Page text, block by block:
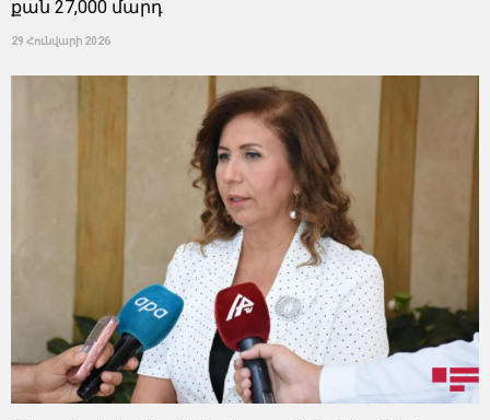
քան 27,000 մարդ
29 Հունվարի 2026